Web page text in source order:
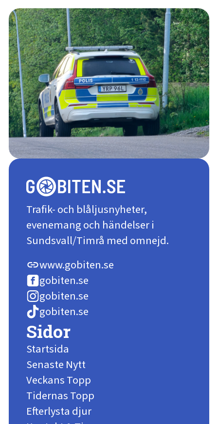
Trafik- och blåljusnyheter,
evenemang och händelser i
Sundsvall/Timrå med omnejd.
linkwww.gobiten.se
gobiten.se
gobiten.se
gobiten.se
Sidor
Startsida
Senaste Nytt
Veckans Topp
Tidernas Topp
Efterlysta djur